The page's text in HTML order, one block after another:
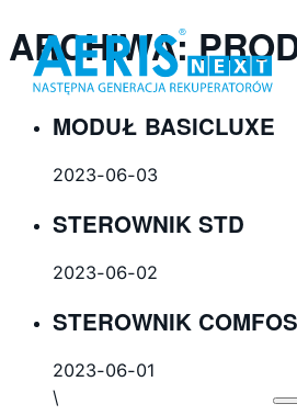
ARCHIWA:
MODUŁ BASICLUXE
2023-06-03
STEROWNIK STD
2023-06-02
STEROWNIK
2023-06-01
\